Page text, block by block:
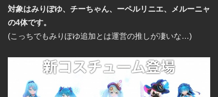
対象はみりぽゆ、チーちゃん、ーペルリニエ、メルーニャ
の4体です。
(こっちでもみりぽゆ追加とは運営の推しが凄いな…)